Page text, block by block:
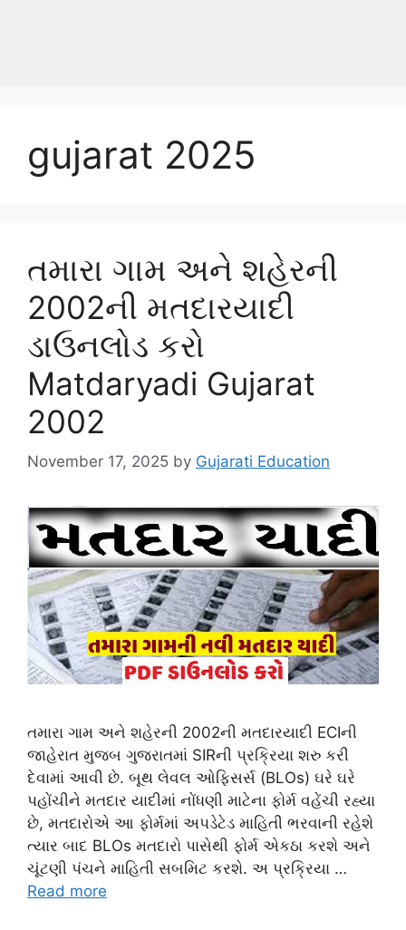
gujarat 2025
તમારા ગામ અને શહેરની
2002ની મતદારયાદી
ડાઉનલોડ કરો
Matdaryadi Gujarat
2002
November 17, 2025 by Gujarati Education
તમારા ગામ અને શહેરની 2002ની મતદારયાદી ECIની
જાહેરાત મુજબ ગુજરાતમાં SIRની પ્રક્રિયા શરુ કરી
દેવામાં આવી છે. બૂથ લેવલ ઓફિસર્સ (BLOs) ઘરે ઘરે
પહોંચીને મતદાર યાદીમાં નોંધણી માટેના ફોર્મ વહેંચી રહ્યા
છે, મતદારોએ આ ફોર્મમાં અપડેટેડ માહિતી ભરવાની રહેશે
ત્યાર બાદ BLOs મતદારો પાસેથી ફોર્મ એકઠા કરશે અને
ચૂંટણી પંચને માહિતી સબમિટ કરશે. અ પ્રક્રિયા …
Read more